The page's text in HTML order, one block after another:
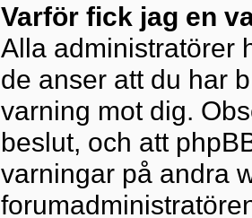
Varför fick jag en
Alla administratörer
de anser att du har
varning mot dig.
beslut, och att
varningar på andra